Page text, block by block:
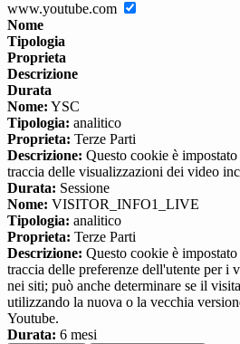
www.youtube.com
Nome
Tipologia
Proprieta
Descrizione
Durata
Nome: YSC
Tipologia: analitico
Proprieta: Terze Parti
Descrizione: Questo cookie è
traccia delle visualizzazioni dei video
Durata: Sessione
Nome: VISITOR_INFO1_LIVE
Tipologia: analitico
Proprieta: Terze Parti
Descrizione: Questo cookie è
traccia delle preferenze dell'utente per i
nei siti; può anche determinare se il
utilizzando la nuova o la vecchia
Youtube.
Durata: 6 mesi